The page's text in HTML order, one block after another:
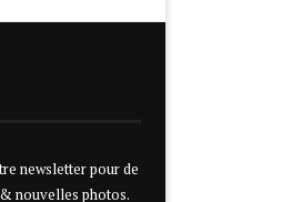
newsletter pour de
nouvelles photos.